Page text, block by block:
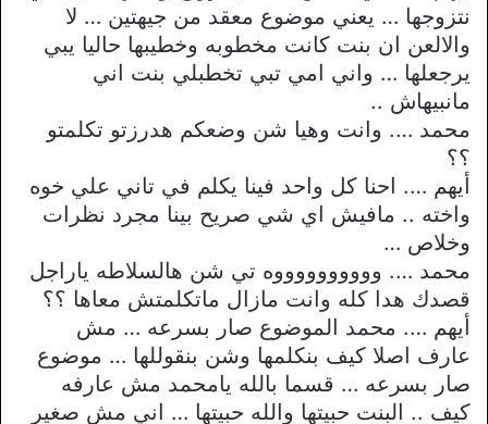
نتزوجها … يعني موضوع معقد من جيهتين … لا
والالعن ان بنت كانت مخطوبه وخطيبها حاليا يبي
يرجعلها … واني امي تبي تخطبلي بنت اني
مانبيهاش ..
محمد …. وانت وهيا شن وضعكم هدرزتو تكلمتو
؟؟
أيهم …. احنا كل واحد فينا يكلم في تاني علي خوه
واخته .. مافيش اي شي صريح بينا مجرد نظرات
وخلاص …
محمد …. ووووووووووه تي شن هالسلاطه ياراجل
قصدك هدا كله وانت مازال ماتكلمتش معاها ؟؟
أيهم …. محمد الموضوع صار بسرعه … مش
عارف اصلا كيف بنكلمها وشن بنقوللها … موضوع
صار بسرعه … قسما بالله يامحمد مش عارفه
كيف .. البنت حبيتها والله حبيتها … اني مش صغير